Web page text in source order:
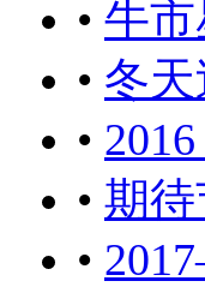
• 牛市
• 冬天
•
• 期待
•